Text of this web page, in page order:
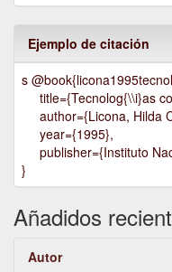
Ejemplo de citación
s
title={Tecnolog{\\i}as
author={Licona, Hilda
year={1995},
publisher={Instituto
}
Añadidos
Autor